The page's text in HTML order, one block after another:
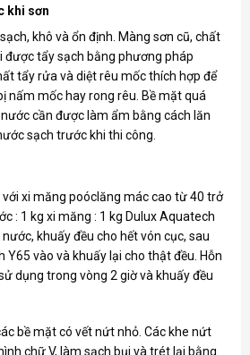
khi sơn
khô và ổn định. Màng sơn cũ, chất
được tẩy sạch bằng phương pháp
tẩy rửa và diệt rêu mốc thích hợp để
nấm mốc hay rong rêu. Bề mặt quá
cần được làm ẩm bằng cách lăn
sạch trước khi thi công.
xi măng poóclăng mác cao từ 40 trở
: 1 kg xi măng : 1 kg Dulux Aquatech
khuấy đều cho hết vón cục, sau
Y65 vào và khuấy lại cho thật đều. Hỗn
dụng trong vòng 2 giờ và khuấy đều
bề mặt có vết nứt nhỏ. Các khe nứt
chữ V, làm sạch bụi và trét lại bằng